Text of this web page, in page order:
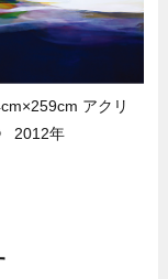
アクリ
2012年